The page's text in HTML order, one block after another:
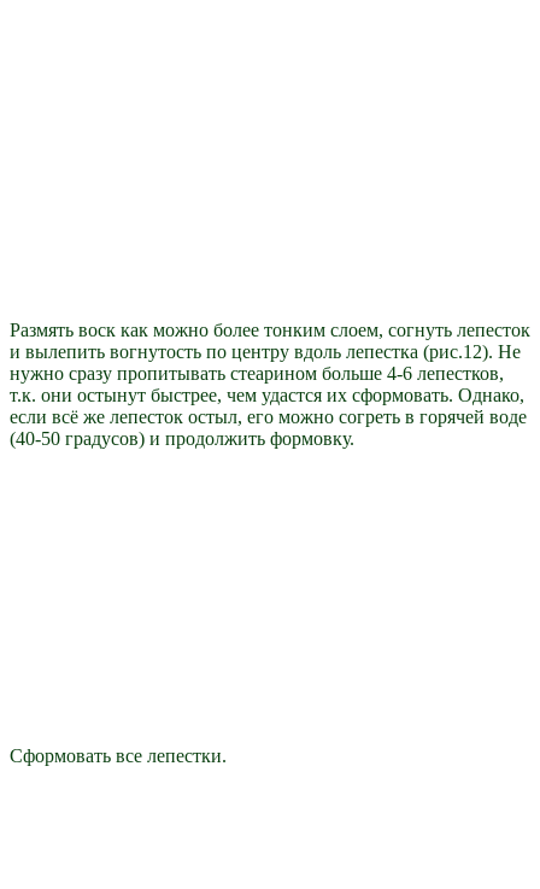
Размять воск как можно более тонким слоем, согнуть лепесток
и вылепить вогнутость по центру вдоль лепестка (рис.12). Не
нужно сразу пропитывать стеарином больше 4-6 лепестков,
т.к. они остынут быстрее, чем удастся их сформовать. Однако,
если всё же лепесток остыл, его можно согреть в горячей воде
(40-50 градусов) и продолжить формовку.
Сформовать все лепестки.